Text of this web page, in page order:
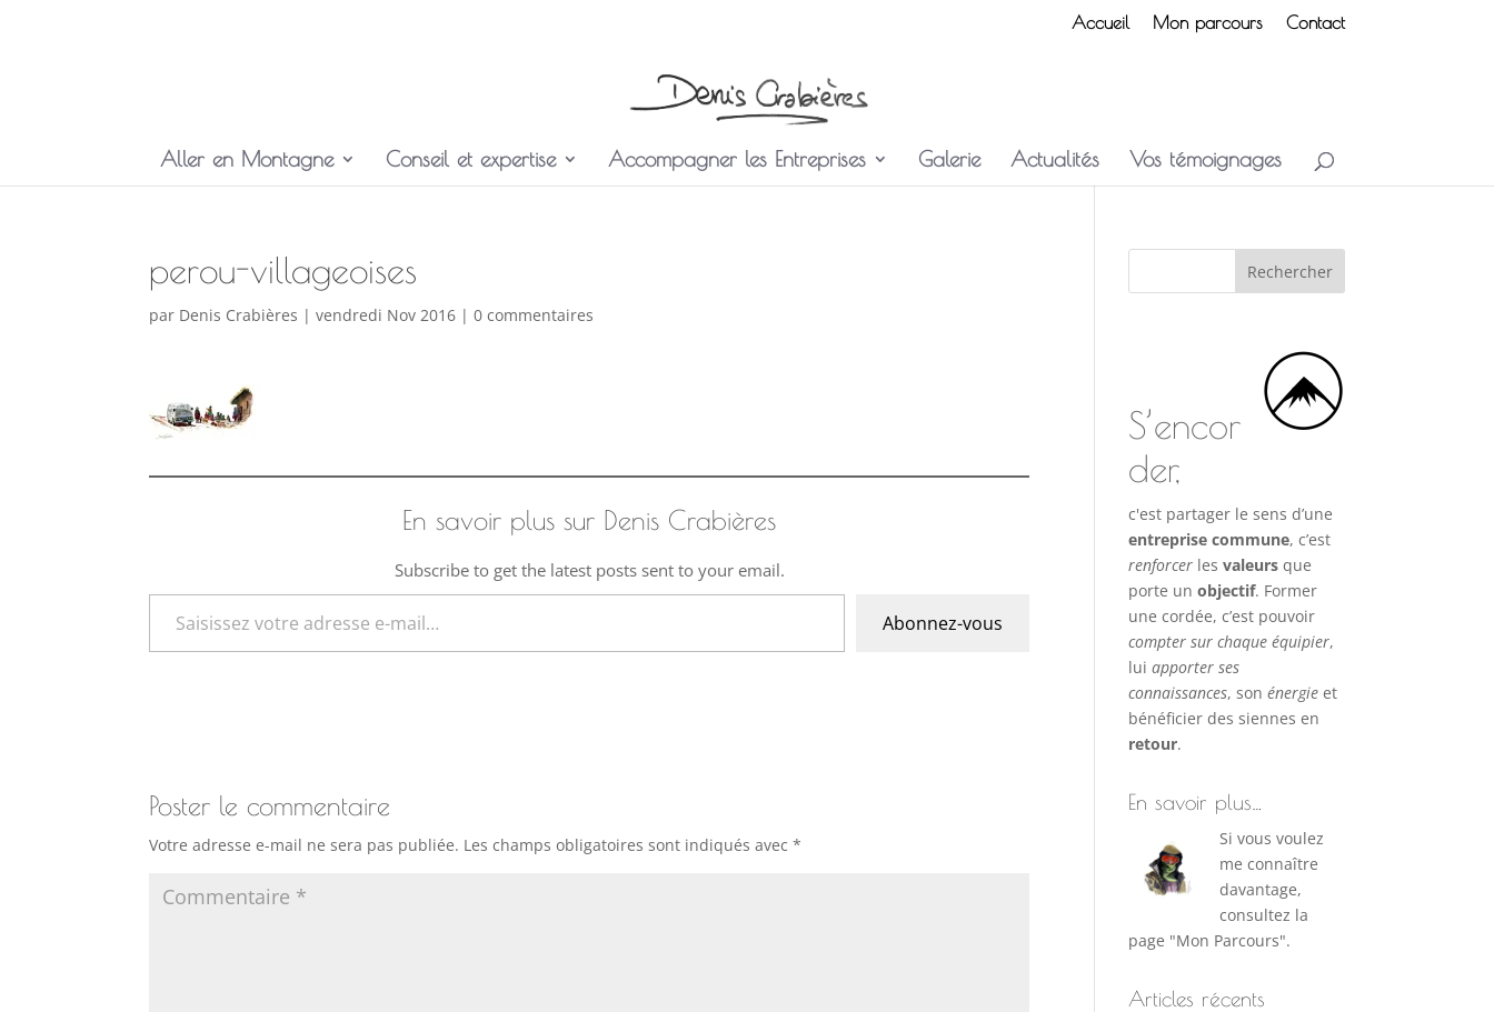
Accueil Mon parcours Contact
Aller en Montagne Conseil et expertise Accompagner les Entreprises Galerie Actualités Vos témoignages
perou-villageoises
par Denis Crabières |vendredi Nov 2016 |0 commentaires
En savoir plus sur Denis Crabières
Subscribe to get the latest posts sent to your email.
Saisissez votre adresse e-mail…
Abonnez-vous
Poster le commentaire
Votre adresse e-mail ne sera pas publiée. Les champs obligatoires sont indiqués avec*
S’encor
der,
c'est partager le sens d’une
entreprise commune, c’est
renforcer lesvaleurs que
porte unobjectif. Former
une cordée, c’est pouvoir
compter sur chaque équipier,
luiapporter ses
connaissances, sonénergie et
bénéficier des siennes en
retour.
En savoir plus…
Si vous voulez
me connaître
davantage,
consultez la
page "Mon Parcours".
Articles récents